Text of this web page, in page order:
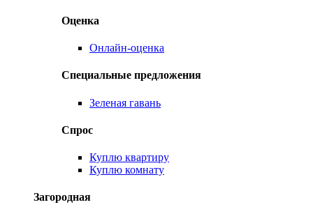
Оценка
Онлайн-оценка
Специальные предложения
Зеленая гавань
Спрос
Куплю квартиру
Куплю комнату
Загородная